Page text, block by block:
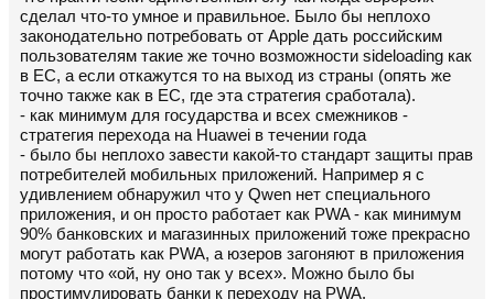
сделал что-то умное и правильное. Было бы неплохо
законодательно потребовать от Apple дать российским
пользователям такие же точно возможности sideloading как
в ЕС, а если откажутся то на выход из страны (опять же
точно также как в ЕС, где эта стратегия сработала).
- как минимум для государства и всех смежников -
стратегия перехода на Huawei в течении года
- было бы неплохо завести какой-то стандарт защиты прав
потребителей мобильных приложений. Например я с
удивлением обнаружил что у Qwen нет специального
приложения, и он просто работает как PWA - как минимум
90% банковских и магазинных приложений тоже прекрасно
могут работать как PWA, а юзеров загоняют в приложения
потому что «ой, ну оно так у всех». Можно было бы
простимулировать банки к переходу на PWA.